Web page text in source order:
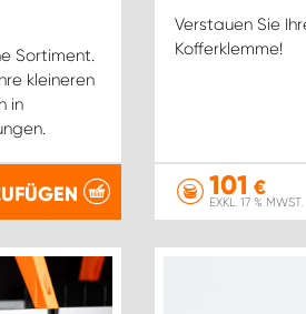
Sortiment.
kleineren
in
Verstauen Sie
Kofferklemme!
101 €
EXKL. 17 % MWST.